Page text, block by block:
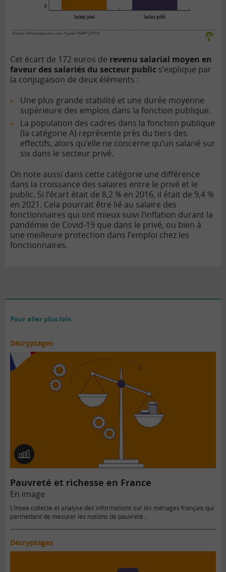
Cet écart de 172 euros de revenu salarial moyen en
faveur des salariés du secteur public s’explique par
la conjugaison de deux éléments :
Une plus grande stabilité et une durée moyenne
supérieure des emplois dans la fonction publique.
La population des cadres dans la fonction publique
(la catégorie A) représente près du tiers des
effectifs, alors qu’elle ne concerne qu’un salarié sur
six dans le secteur privé.
On note aussi dans cette catégorie une différence
dans la croissance des salaires entre le privé et le
public. Si l’écart était de 8,2 % en 2016, il était de 9,4 %
en 2021. Cela pourrait être lié au salaire des
fonctionnaires qui ont mieux suivi l’inflation durant la
pandémie de Covid-19 que dans le privé, ou bien à
une meilleure protection dans l’emploi chez les
fonctionnaires.
Pour aller plus loin
Décryptages
En
image
Pauvreté et richesse en France
En image
L’Insee collecte et analyse des informations sur les ménages français qui
permettent de mesurer les notions de pauvreté…
Décryptages